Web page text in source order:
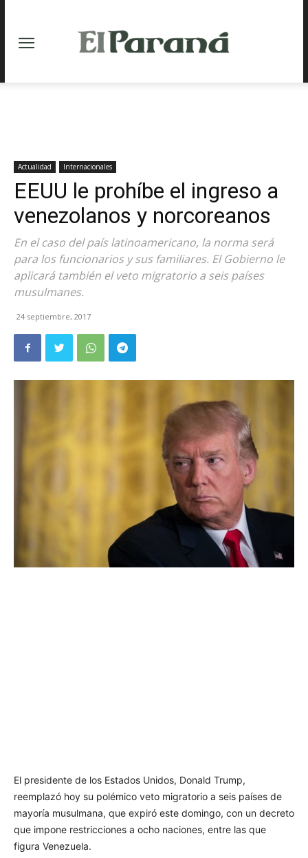
Actualidad Internacionales
EEUU le prohíbe el ingreso a
venezolanos y norcoreanos
En el caso del país latinoamericano, la norma será
para los funcionarios y sus familiares. El Gobierno le
aplicará también el veto migratorio a seis países
musulmanes.
24 septiembre, 2017
El presidente de los Estados Unidos, Donald Trump,
reemplazó hoy su polémico veto migratorio a seis países de
mayoría musulmana, que expiró este domingo, con un decreto
que impone restricciones a ocho naciones, entre las que
figura Venezuela.